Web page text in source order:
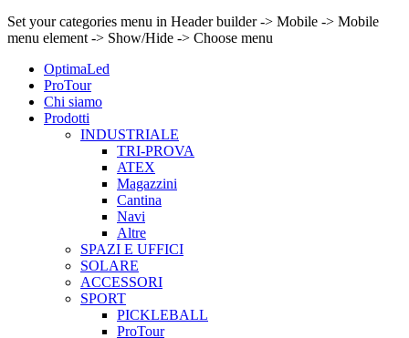
Set your categories menu in Header builder -> Mobile -> Mobile
menu element -> Show/Hide -> Choose menu
OptimaLed
ProTour
Chi siamo
Prodotti
INDUSTRIALE
TRI-PROVA
ATEX
Magazzini
Cantina
Navi
Altre
SPAZI E UFFICI
SOLARE
ACCESSORI
SPORT
PICKLEBALL
ProTour